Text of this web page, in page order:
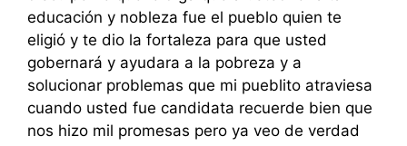
educación y nobleza fue el pueblo quien te
eligió y te dio la fortaleza para que usted
gobernará y ayudara a la pobreza y a
solucionar problemas que mi pueblito atraviesa
cuando usted fue candidata recuerde bien que
nos hizo mil promesas pero ya veo de verdad